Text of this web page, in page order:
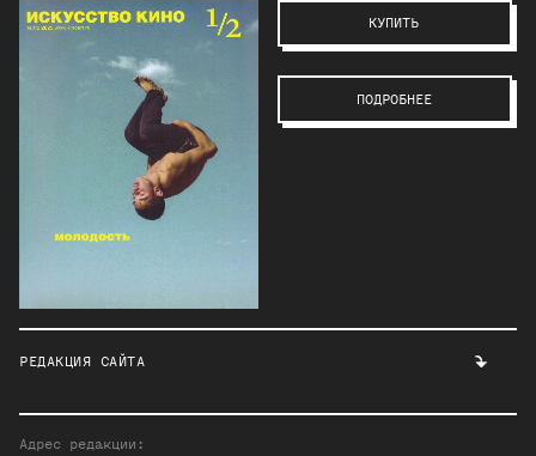
КУПИТЬ
ПОДРОБНЕЕ
РЕДАКЦИЯ САЙТА
Адрес редакции: